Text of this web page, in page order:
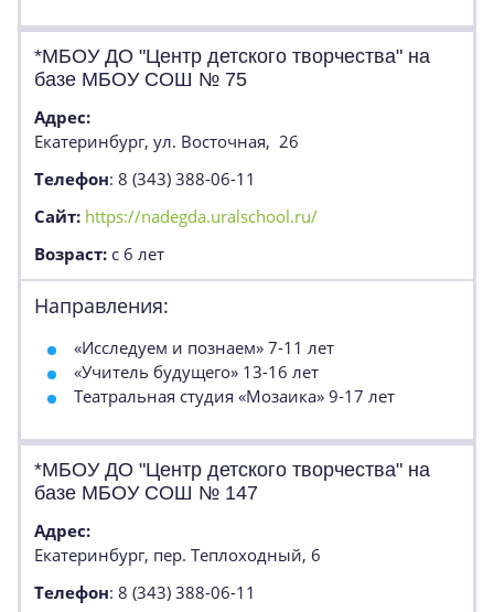
*МБОУ ДО "Центр детского творчества" на
базе МБОУ СОШ № 75
Адрес:
Екатеринбург, ул. Восточная, 26
Телефон: 8 (343) 388-06-11
Сайт: https://nadegda.uralschool.ru/
Возраст: с 6 лет
Направления:
«Исследуем и познаем» 7-11 лет
«Учитель будущего» 13-16 лет
Театральная студия «Мозаика» 9-17 лет
*МБОУ ДО "Центр детского творчества" на
базе МБОУ СОШ № 147
Адрес:
Екатеринбург, пер. Теплоходный, 6
Телефон: 8 (343) 388-06-11